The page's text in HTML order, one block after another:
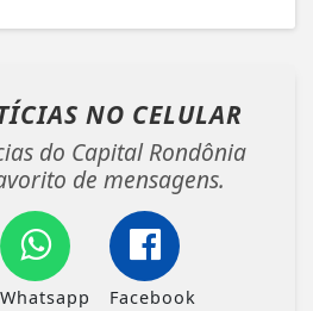
NO CELULAR
do Capital Rondônia
de mensagens.
Whatsapp Facebook